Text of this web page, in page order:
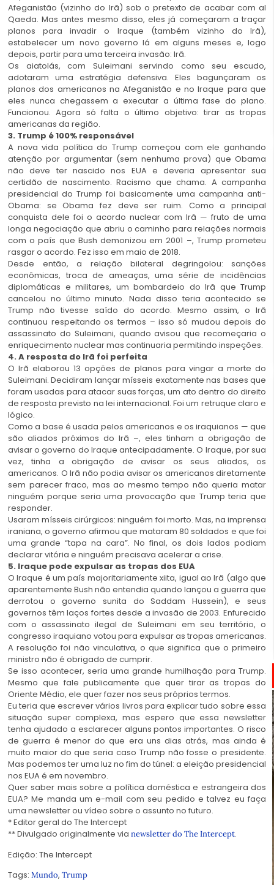
Afeganistão (vizinho do Irã) sob o pretexto de acabar com al
Qaeda. Mas antes mesmo disso, eles já começaram a traçar
planos para invadir o Iraque (também vizinho do Irã),
estabelecer um novo governo lá em alguns meses e, logo
depois, partir para uma terceira invasão: Irã.
Os aiatolás, com Suleimani servindo como seu escudo,
adotaram uma estratégia defensiva. Eles bagunçaram os
planos dos americanos na Afeganistão e no Iraque para que
eles nunca chegassem a executar a última fase do plano.
Funcionou. Agora só falta o último objetivo: tirar as tropas
americanas da região.
3. Trump é 100% responsável
A nova vida política do Trump começou com ele ganhando
atenção por argumentar (sem nenhuma prova) que Obama
não deve ter nascido nos EUA e deveria apresentar sua
certidão de nascimento. Racismo que chama. A campanha
presidencial do Trump foi basicamente uma campanha anti-
Obama: se Obama fez deve ser ruim. Como a principal
conquista dele foi o acordo nuclear com Irã — fruto de uma
longa negociação que abriu o caminho para relações normais
com o país que Bush demonizou em 2001 –, Trump prometeu
rasgar o acordo. Fez isso em maio de 2018.
Desde então, a relação bilateral degringolou: sanções
econômicas, troca de ameaças, uma série de incidências
diplomáticas e militares, um bombardeio do Irã que Trump
cancelou no último minuto. Nada disso teria acontecido se
Trump não tivesse saído do acordo. Mesmo assim, o Irã
continuou respeitando os termos – isso só mudou depois do
assassinato do Suleimani, quando avisou que recomeçaria o
enriquecimento nuclear mas continuaria permitindo inspeções.
4. A resposta do Irã foi perfeita
O Irã elaborou 13 opções de planos para vingar a morte do
Suleimani. Decidiram lançar mísseis exatamente nas bases que
foram usadas para atacar suas forças, um ato dentro do direito
de resposta previsto na lei internacional. Foi um retruque claro e
lógico.
Como a base é usada pelos americanos e os iraquianos — que
são aliados próximos do Irã –, eles tinham a obrigação de
avisar o governo do Iraque antecipadamente. O Iraque, por sua
vez, tinha a obrigação de avisar os seus aliados, os
americanos. O Irã não podia avisar os americanos diretamente
sem parecer fraco, mas ao mesmo tempo não queria matar
ninguém porque seria uma provocação que Trump teria que
responder.
Usaram mísseis cirúrgicos: ninguém foi morto. Mas, na imprensa
iraniana, o governo afirmou que mataram 80 soldados e que foi
uma grande “tapa na cara”. No final, os dois lados podiam
declarar vitória e ninguém precisava acelerar a crise.
5. Iraque pode expulsar as tropas dos EUA
O Iraque é um país majoritariamente xiita, igual ao Irã (algo que
aparentemente Bush não entendia quando lançou a guerra que
derrotou o governo sunita do Saddam Hussein), e seus
governos têm laços fortes desde a invasão de 2003. Enfurecido
com o assassinato ilegal de Suleimani em seu território, o
congresso iraquiano votou para expulsar as tropas americanas.
A resolução foi não vinculativa, o que significa que o primeiro
ministro não é obrigado de cumprir.
Se isso acontecer, seria uma grande humilhação para Trump.
Mesmo que fale publicamente que quer tirar as tropas do
Oriente Médio, ele quer fazer nos seus próprios termos.
Eu teria que escrever vários livros para explicar tudo sobre essa
situação super complexa, mas espero que essa newsletter
tenha ajudado a esclarecer alguns pontos importantes. O risco
de guerra é menor do que era uns dias atrás, mas ainda é
muito maior do que seria caso Trump não fosse o presidente.
Mas podemos ter uma luz no fim do túnel: a eleição presidencial
nos EUA é em novembro.
Quer saber mais sobre a política doméstica e estrangeira dos
EUA? Me manda um e-mail com seu pedido e talvez eu faça
uma newsletter ou vídeo sobre o assunto no futuro.
* Editor geral do The Intercept
** Divulgado originalmente via newsletter do The Intercept.
Edição: The Intercept
Tags: Mundo, Trump